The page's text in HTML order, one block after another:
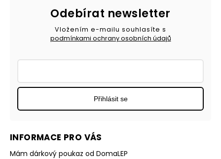
INFORMACE PRO VÁS
Mám dárkový poukaz od DomaLEP
Odebírat newsletter
Vložením e-mailu souhlasíte s
podmínkami ochrany osobních údajů
Přihlásit se